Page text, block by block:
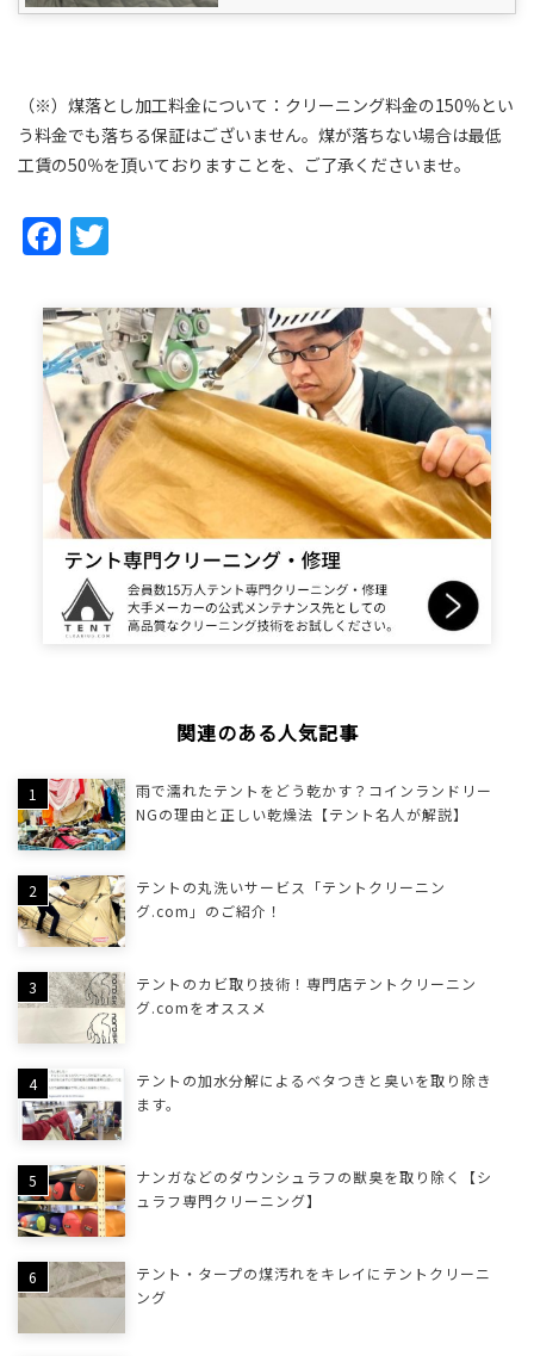
（※）煤落とし加工料金について：クリーニング料金の150％とい
う料金でも落ちる保証はございません。煤が落ちない場合は最低
工賃の50％を頂いておりますことを、ご了承くださいませ。
Facebook
関連のある人気記事
雨で濡れたテントをどう乾かす？コインランドリー
NGの理由と正しい乾燥法【テント名人が解説】
テントの丸洗いサービス「テントクリーニン
グ.com」のご紹介！
テントのカビ取り技術！専門店テントクリーニン
グ.comをオススメ
テントの加水分解によるベタつきと臭いを取り除き
ます。
ナンガなどのダウンシュラフの獣臭を取り除く【シ
ュラフ専門クリーニング】
テント・タープの煤汚れをキレイにテントクリーニ
ング